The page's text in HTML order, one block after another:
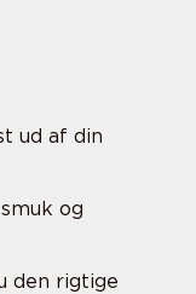
ud af din
og
den rigtige